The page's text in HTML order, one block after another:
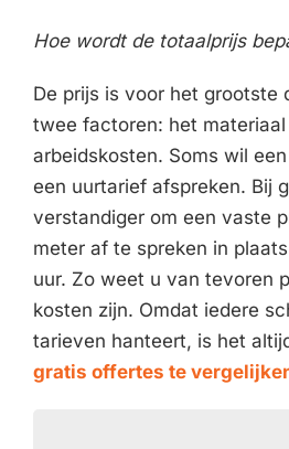
Hoe wordt de totaalprijs
De prijs is voor het grootste
twee factoren: het materiaal
arbeidskosten. Soms wil
een uurtarief afspreken. Bij
verstandiger om een vaste
meter af te spreken in
uur. Zo weet u van tevoren
kosten zijn. Omdat iedere
tarieven hanteert, is het
gratis offertes te